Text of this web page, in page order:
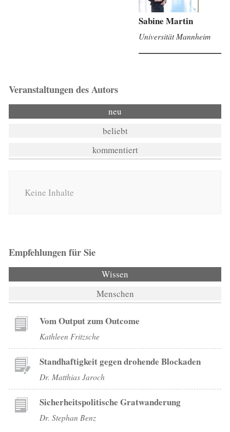
Sabine Martin
Universität Mannheim
Veranstaltungen des Autors
neu
beliebt
kommentiert
Keine Inhalte
Empfehlungen für Sie
Wissen
Menschen
Vom Output zum Outcome
Kathleen Fritzsche
Standhaftigkeit gegen drohende Blockaden
Dr. Matthias Jaroch
Sicherheitspolitische Gratwanderung
Dr. Stephan Benz